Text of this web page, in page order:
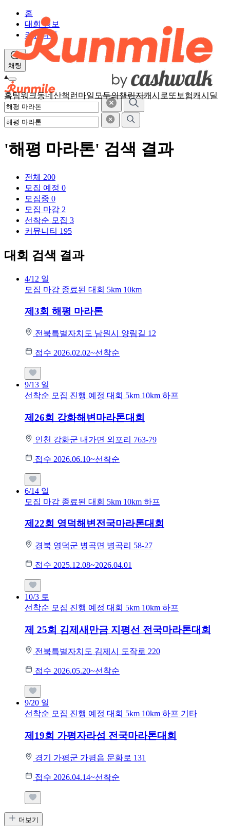
홈팀워크동네산책 런마일 모두의챌린지캐시로또 보험캐시딜
홈
대회 정보
커뮤니티
채팅
'해평 마라톤' 검색 결과
전체 200
모집 예정 0
모집중 0
모집 마감 2
선착순 모집 3
커뮤니티 195
대회 검색 결과
4/12 일
모집 마감 종료된 대회 5km 10km
제3회 해평 마라톤
전북특별자치도 남원시 양림길 12
접수 2026.02.02~선착순
9/13 일
선착순 모집 진행 예정 대회 5km 10km 하프
제26회 강화해변마라톤대회
인천 강화군 내가면 외포리 763-79
접수 2026.06.10~선착순
6/14 일
모집 마감 종료된 대회 5km 10km 하프
제22회 영덕해변전국마라톤대회
경북 영덕군 병곡면 병곡리 58-27
접수 2025.12.08~2026.04.01
10/3 토
선착순 모집 진행 예정 대회 5km 10km 하프
제 25회 김제새만금 지평선 전국마라톤대회
전북특별자치도 김제시 도작로 220
접수 2026.05.20~선착순
9/20 일
선착순 모집 진행 예정 대회 5km 10km 하프 기타
제19회 가평자라섬 전국마라톤대회
경기 가평군 가평읍 문화로 131
접수 2026.04.14~선착순
더보기